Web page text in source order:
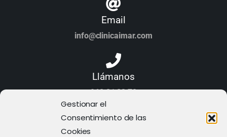
Gestionar el
Consentimiento de las
Cookies
Email
info@clinicaimar.com
Llámanos
968 21 23 70